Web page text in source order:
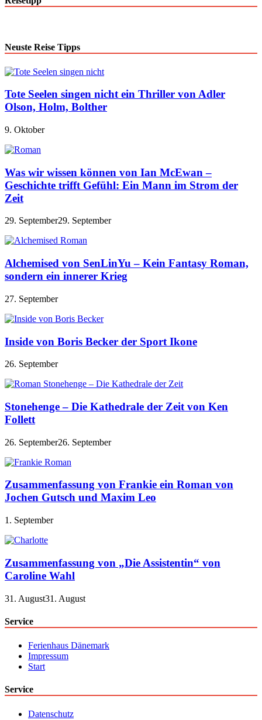
Neuste Reise Tipps
Tote Seelen singen nicht ein Thriller von Adler
Olson, Holm, Bolther
9. Oktober
Was wir wissen können von Ian McEwan –
Geschichte trifft Gefühl: Ein Mann im Strom der
Zeit
29. September29. September
Alchemised von SenLinYu – Kein Fantasy Roman,
sondern ein innerer Krieg
27. September
Inside von Boris Becker der Sport Ikone
26. September
Stonehenge – Die Kathedrale der Zeit von Ken
Follett
26. September26. September
Zusammenfassung von Frankie ein Roman von
Jochen Gutsch und Maxim Leo
1. September
Zusammenfassung von „Die Assistentin“ von
Caroline Wahl
31. August31. August
Service
Ferienhaus Dänemark
Impressum
Start
Service
Datenschutz